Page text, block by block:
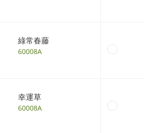
綠常春藤
60008A
幸運草
60008A